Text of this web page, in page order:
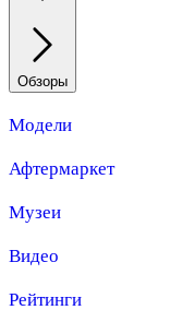
Обзоры
Модели
Афтермаркет
Музеи
Видео
Рейтинги